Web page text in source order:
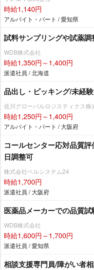
時給1,140円
アルバイト・パート / 愛知県
試料サンプリングや試薬
WDB株式会社
時給1,350円～1,400円
派遣社員 / 北海道
品出し・ピッキング/未経
佐川グローバルロジスティクス株
時給1,250円～1,400円
アルバイト・パート / 大阪府
コールセンター応対品質
日調整可
株式会社ベルシステム24
時給1,700円
派遣社員 / 大阪府
医薬品メーカーでの品質
WDB株式会社
時給1,600円～1,700円
派遣社員 / 愛知県
相談支援専門員/障がい者